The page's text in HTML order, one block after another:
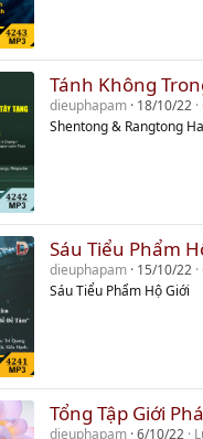
Tánh Không
dieuphapam 18/10/22
Shentong & Rangtong
Sáu Tiểu Phẩm
dieuphapam 15/10/22
Sáu Tiểu Phẩm Hộ Giới
Tổng Tập Giới
dieuphapam 6/10/22